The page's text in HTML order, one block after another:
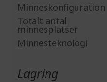
Minneskonfiguration
Totalt antal
minnesplatser
Minnesteknologi
Lagring